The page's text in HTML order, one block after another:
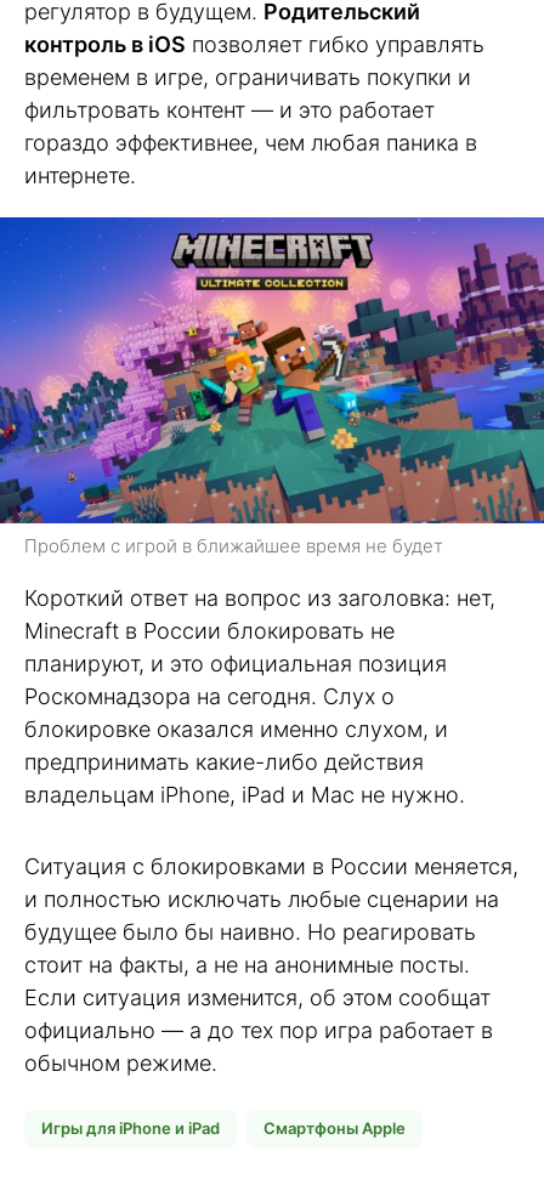
регулятор в будущем. Родительский
контроль в iOS позволяет гибко управлять
временем в игре, ограничивать покупки и
фильтровать контент — и это работает
гораздо эффективнее, чем любая паника в
интернете.
Проблем с игрой в ближайшее время не будет
Короткий ответ на вопрос из заголовка: нет,
Minecraft в России блокировать не
планируют, и это официальная позиция
Роскомнадзора на сегодня. Слух о
блокировке оказался именно слухом, и
предпринимать какие-либо действия
владельцам iPhone, iPad и Mac не нужно.
Ситуация с блокировками в России меняется,
и полностью исключать любые сценарии на
будущее было бы наивно. Но реагировать
стоит на факты, а не на анонимные посты.
Если ситуация изменится, об этом сообщат
официально — а до тех пор игра работает в
обычном режиме.
Игры для iPhone и iPad Смартфоны Apple